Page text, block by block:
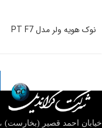
نوک هویه ولر مدل PT F7
خیابان احمد قصیر (بخارست) ، کوچه